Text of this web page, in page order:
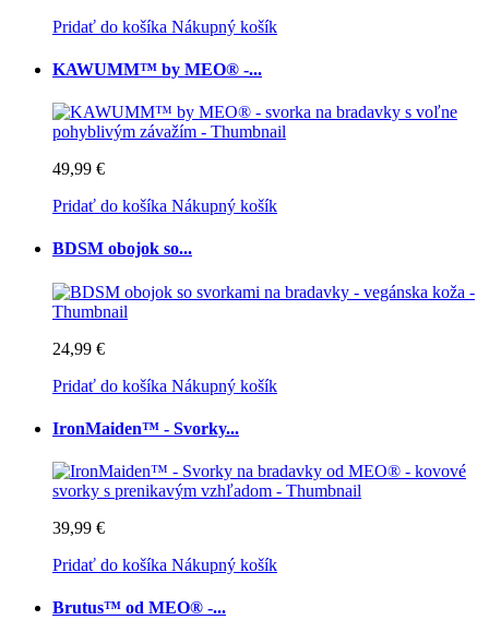
Pridať do košíka Nákupný košík
KAWUMM™ by MEO® -...
49,99 €
Pridať do košíka Nákupný košík
BDSM obojok so...
24,99 €
Pridať do košíka Nákupný košík
IronMaiden™ - Svorky...
39,99 €
Pridať do košíka Nákupný košík
Brutus™ od MEO® -...